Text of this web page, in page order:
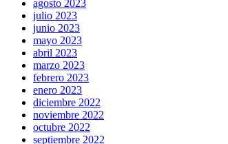
agosto 2023
julio 2023
junio 2023
mayo 2023
abril 2023
marzo 2023
febrero 2023
enero 2023
diciembre 2022
noviembre 2022
octubre 2022
septiembre 2022